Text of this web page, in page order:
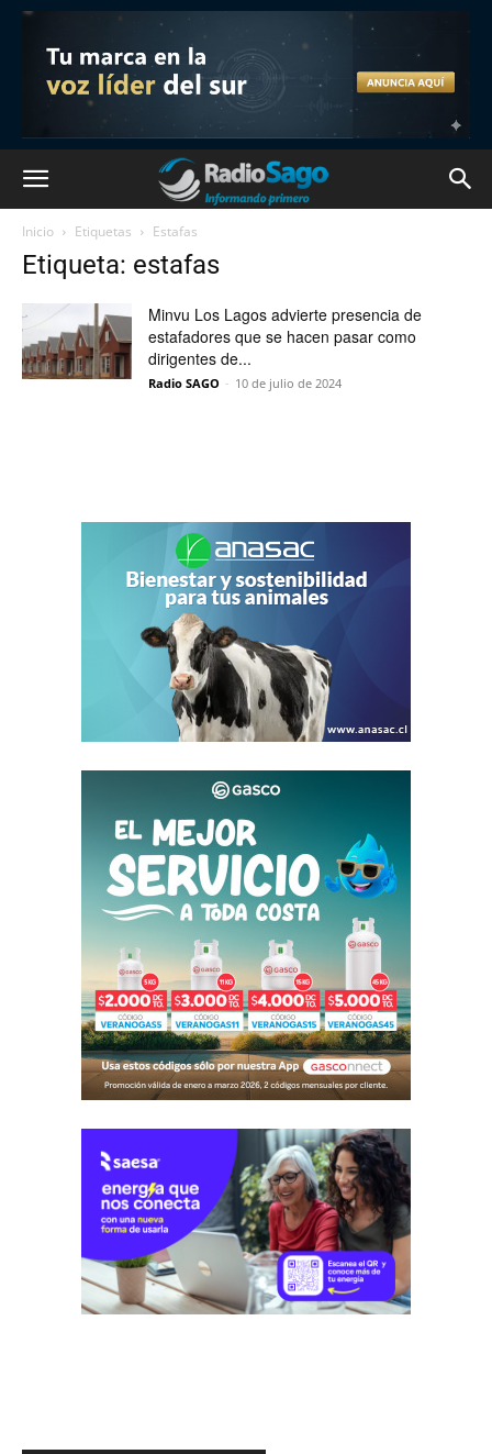
Inicio Etiquetas Estafas
Etiqueta: estafas
Minvu Los Lagos advierte presencia de
estafadores que se hacen pasar como
dirigentes de...
Radio SAGO - 10 de julio de 2024